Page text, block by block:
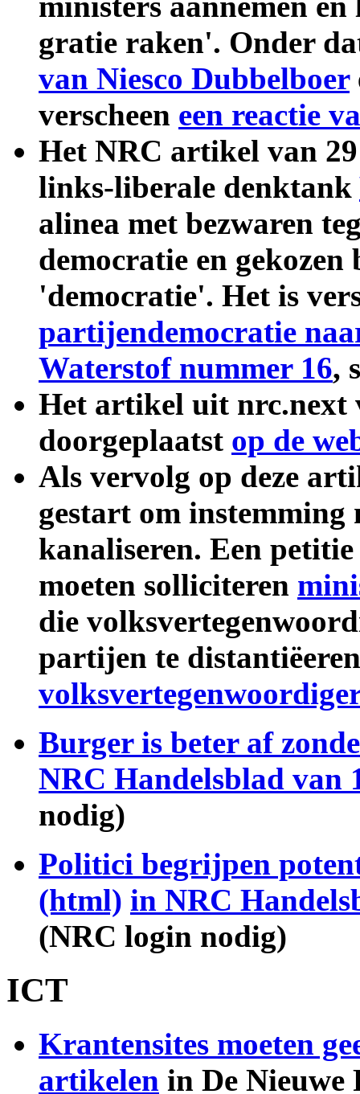
gratie raken'. Onder
van Niesco Dubbelboer
verscheen een reactie
Het NRC artikel van
links-liberale denktank
alinea met bezwaren
democratie en
'democratie'. Het is
partijendemocratie
Waterstof nummer 16,
Het artikel uit nrc.next
doorgeplaatst op de
Als vervolg op deze
gestart om instemming
kanaliseren. Een
moeten solliciteren
die
partijen te
Burger is beter af
NRC Handelsblad van
nodig)
Politici begrijpen
(html) in NRC
(NRC login nodig)
ICT
Krantensites moeten
artikelen in De Nieuwe